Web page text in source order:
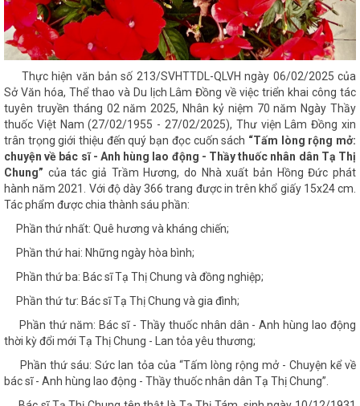
Thực hiện văn bản số 213/SVHTTDL-QLVH ngày 06/02/2025 của
Sở Văn hóa, Thể thao và Du lịch Lâm Đồng về việc triển khai công tác
tuyên truyền tháng 02 năm 2025, Nhân kỷ niệm 70 năm Ngày Thầy
thuốc Việt Nam (27/02/1955 - 27/02/2025), Thư viện Lâm Đồng xin
trân trọng giới thiệu đến quý bạn đọc cuốn sách “Tấm lòng rộng mở:
chuyện về bác sĩ - Anh hùng lao động - Thầy thuốc nhân dân Tạ Thị
Chung” của tác giả Trầm Hương, do Nhà xuất bản Hồng Đức phát
hành năm 2021. Với độ dày 366 trang được in trên khổ giấy 15x24 cm.
Tác phẩm được chia thành sáu phần:
Phần thứ nhất: Quê hương và kháng chiến;
Phần thứ hai: Những ngày hòa bình;
Phần thứ ba: Bác sĩ Tạ Thị Chung và đồng nghiệp;
Phần thứ tư: Bác sĩ Tạ Thị Chung và gia đình;
Phần thứ năm: Bác sĩ - Thầy thuốc nhân dân - Anh hùng lao động
thời kỳ đổi mới Tạ Thị Chung - Lan tỏa yêu thương;
Phần thứ sáu: Sức lan tỏa của “Tấm lòng rộng mở - Chuyện kể về
bác sĩ - Anh hùng lao động - Thầy thuốc nhân dân Tạ Thị Chung”.